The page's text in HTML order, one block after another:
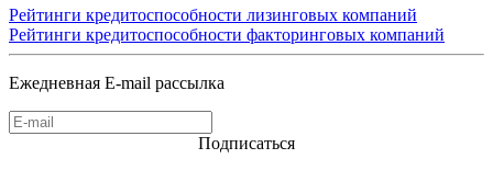
Рейтинги кредитоспособности лизинговых компаний
Рейтинги кредитоспособности факторинговых компаний
Ежедневная E-mail рассылка
Подписаться